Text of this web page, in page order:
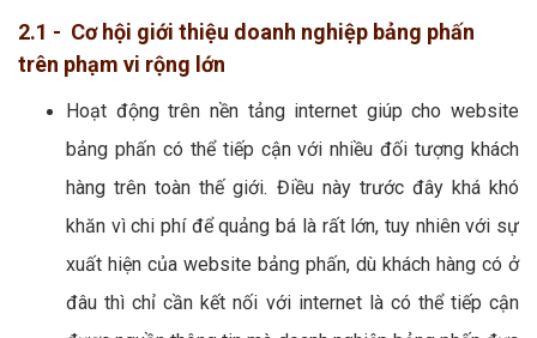
2.1 - Cơ hội giới thiệu doanh nghiệp bảng phấn
trên phạm vi rộng lớn
Hoạt động trên nền tảng internet giúp cho website
bảng phấn có thể tiếp cận với nhiều đối tượng khách
hàng trên toàn thế giới. Điều này trước đây khá khó
khăn vì chi phí để quảng bá là rất lớn, tuy nhiên với sự
xuất hiện của website bảng phấn, dù khách hàng có ở
đâu thì chỉ cần kết nối với internet là có thể tiếp cận